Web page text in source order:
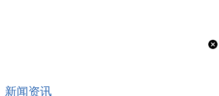
新闻资讯